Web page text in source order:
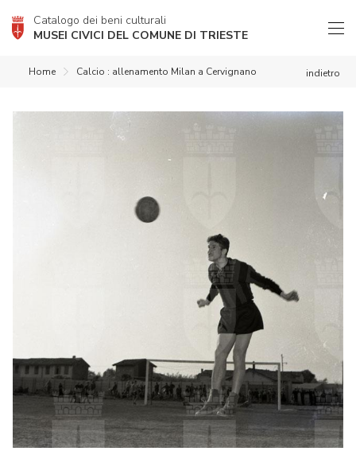
Catalogo dei beni culturali
MUSEI CIVICI DEL COMUNE DI TRIESTE
indietro
Home Calcio : allenamento Milan a Cervignano